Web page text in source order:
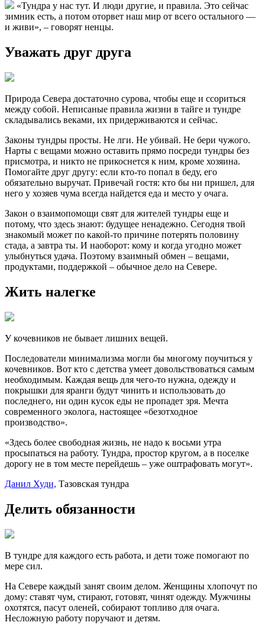
«Тундра у нас тут. И люди другие, и правила. Это сейчас
зимник есть, а потом оторвет наш мир от всего остального —
и живи», – говорят ненцы.
Уважать друг друга
Природа Севера достаточно сурова, чтобы еще и ссориться
между собой. Неписаные правила жизни в тайге и тундре
складывались веками, их придерживаются и сейчас.
Законы тундры просты. Не лги. Не убивай. Не бери чужого.
Нарты с вещами можно оставить прямо посреди тундры без
присмотра, и никто не прикоснется к ним, кроме хозяина.
Помогайте друг другу: если кто-то попал в беду, его
обязательно выручат. Привечай гостя: кто бы ни пришел, для
него у хозяев чума всегда найдется еда и место у очага.
Закон о взаимопомощи свят для жителей тундры еще и
потому, что здесь знают: будущее ненадежно. Сегодня твой
знакомый может по какой-то причине потерять половину
стада, а завтра ты. И наоборот: кому и когда угодно может
улыбнуться удача. Поэтому взаимный обмен – вещами,
продуктами, поддержкой – обычное дело на Севере.
Жить налегке
У кочевников не бывает лишних вещей.
Последователи минимализма могли бы многому поучиться у
кочевников. Вот кто с детства умеет довольствоваться самым
необходимым. Каждая вещь для чего-то нужна, одежду и
покрышки для яранги будут чинить и использовать до
последнего, ни один кусок еды не пропадет зря. Мечта
современного эколога, настоящее «безотходное
производство».
«Здесь более свободная жизнь, не надо к восьми утра
просыпаться на работу. Тундра, простор кругом, а в поселке
дорогу не в том месте перейдешь – уже оштрафовать могут».
Данил Худи, Тазовская тундра
Делить обязанности
В тундре для каждого есть работа, и дети тоже помогают по
мере сил.
На Севере каждый занят своим делом. Женщины хлопочут по
дому: ставят чум, стирают, готовят, чинят одежду. Мужчины
охотятся, пасут оленей, собирают топливо для очага.
Несложную работу поручают и детям.